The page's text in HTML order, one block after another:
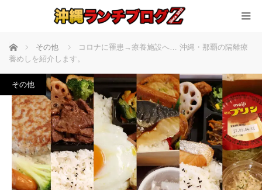
ホーム その他
コロナに罹患→療養施設へ… 沖縄・那覇の隔離療
養めしを紹介します。
その他